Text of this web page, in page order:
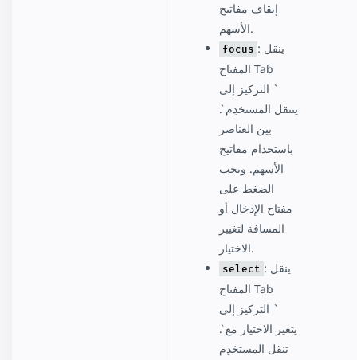
إيقاف مفاتيح
الأسهم.
focus : ينقل
المفتاح Tab
`. ينتقل المستخدِم
بين العناصر
باستخدام مفاتيح
الأسهم. ويجب
الضغط على
مفتاح الإدخال أو
المسافة لتغيير
الاختيار.
select : ينقل
المفتاح Tab
`. يتغير الاختيار مع
تنقل المستخدِم